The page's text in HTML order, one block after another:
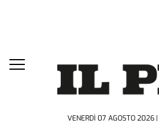
VENERDÌ 07 AGOSTO 2026